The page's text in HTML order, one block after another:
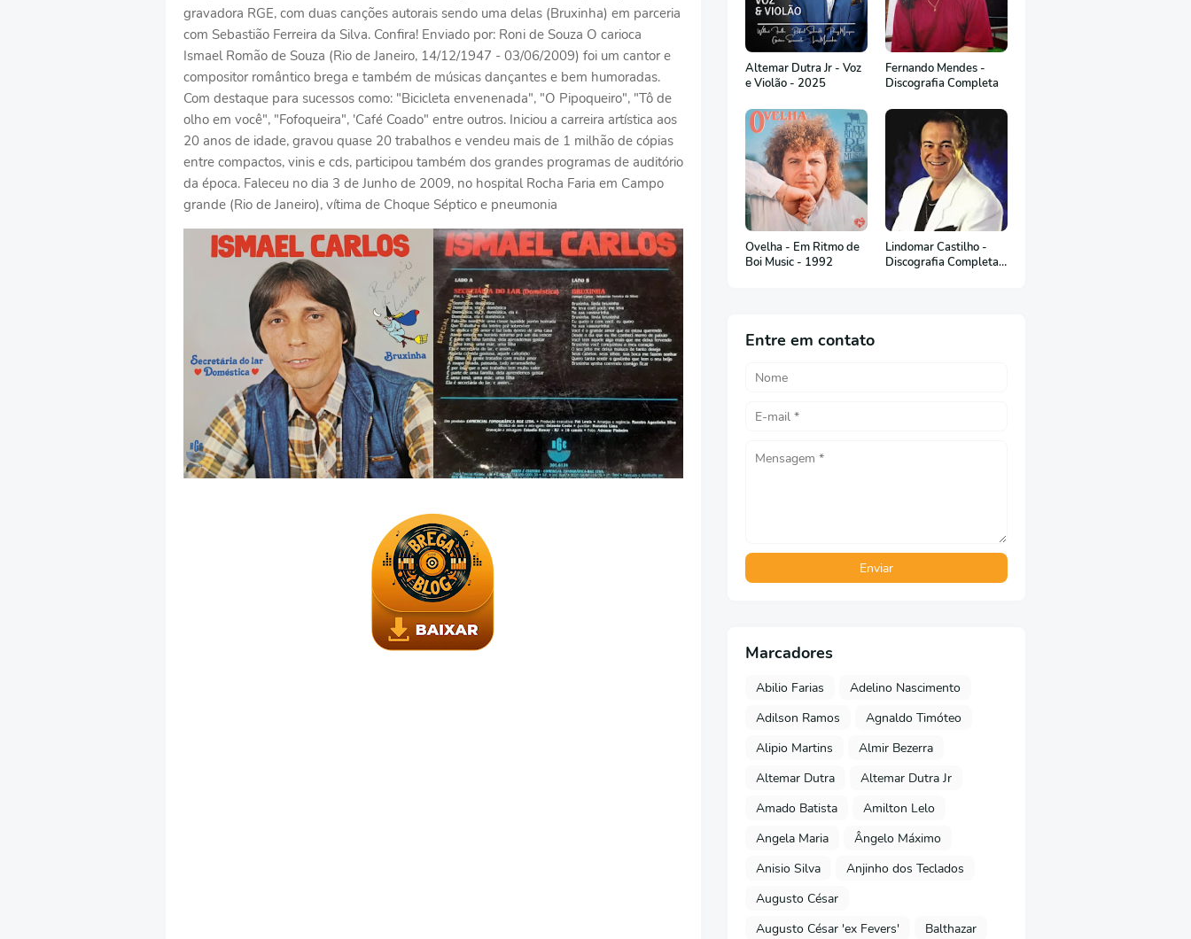
gravadora RGE, com duas canções autorais sendo uma delas (Bruxinha) em parceria
com Sebastião Ferreira da Silva. Confira! Enviado por: Roni de Souza O carioca
Ismael Romão de Souza (Rio de Janeiro, 14/12/1947 - 03/06/2009) foi um cantor e
compositor romântico brega e também de músicas dançantes e bem humoradas.
Com destaque para sucessos como: "Bicicleta envenenada", "O Pipoqueiro", "Tô de
olho em você", "Fofoqueira", 'Café Coado" entre outros. Iniciou a carreira artística aos
20 anos de idade, gravou quase 20 trabalhos e vendeu mais de 1 milhão de cópias
entre compactos, vinis e cds, participou também dos grandes programas de auditório
da época. Faleceu no dia 3 de Junho de 2009, no hospital Rocha Faria em Campo
grande (Rio de Janeiro), vítima de Choque Séptico e pneumonia
Altemar Dutra Jr - Voz
e Violão - 2025
Fernando Mendes -
Discografia Completa
Ovelha - Em Ritmo de
Boi Music - 1992
Lindomar Castilho -
Discografia Completa
Entre em contato
Marcadores
Abilio Farias
Adelino Nascimento
Adilson Ramos
Agnaldo Timóteo
Alipio Martins
Almir Bezerra
Altemar Dutra
Altemar Dutra Jr
Amado Batista
Amilton Lelo
Angela Maria
Ângelo Máximo
Anisio Silva
Anjinho dos Teclados
Augusto César
Augusto César 'ex Fevers'
Balthazar